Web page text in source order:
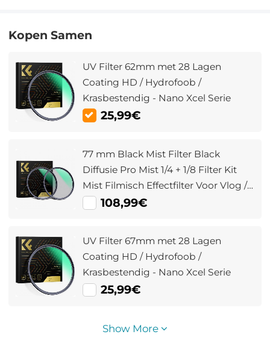
Kopen Samen
UV Filter 62mm met 28 Lagen
Coating HD / Hydrofoob /
Krasbestendig - Nano Xcel Serie
25,99€
77 mm Black Mist Filter Black
Diffusie Pro Mist 1/4 + 1/8 Filter Kit
Mist Filmisch Effectfilter Voor Vlog /
Video / Portretbeeld Met 28
108,99€
UV Filter 67mm met 28 Lagen
Coating HD / Hydrofoob /
Krasbestendig - Nano Xcel Serie
25,99€
Show More